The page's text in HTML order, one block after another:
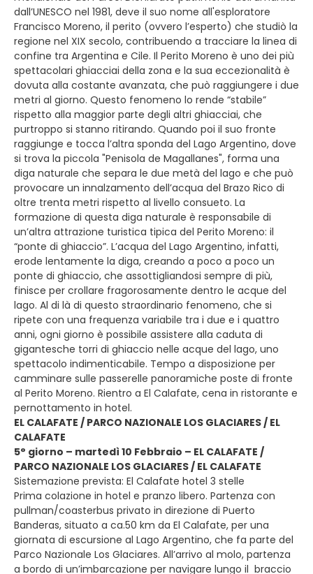
dall’UNESCO nel 1981, deve il suo nome all'esploratore
Francisco Moreno, il perito (ovvero l’esperto) che studiò la
regione nel XIX secolo, contribuendo a tracciare la linea di
confine tra Argentina e Cile. Il Perito Moreno è uno dei più
spettacolari ghiacciai della zona e la sua eccezionalità è
dovuta alla costante avanzata, che può raggiungere i due
metri al giorno. Questo fenomeno lo rende “stabile”
rispetto alla maggior parte degli altri ghiacciai, che
purtroppo si stanno ritirando. Quando poi il suo fronte
raggiunge e tocca l’altra sponda del Lago Argentino, dove
si trova la piccola "Penisola de Magallanes", forma una
diga naturale che separa le due metà del lago e che può
provocare un innalzamento dell’acqua del Brazo Rico di
oltre trenta metri rispetto al livello consueto. La
formazione di questa diga naturale è responsabile di
un’altra attrazione turistica tipica del Perito Moreno: il
“ponte di ghiaccio”. L’acqua del Lago Argentino, infatti,
erode lentamente la diga, creando a poco a poco un
ponte di ghiaccio, che assottigliandosi sempre di più,
finisce per crollare fragorosamente dentro le acque del
lago. Al di là di questo straordinario fenomeno, che si
ripete con una frequenza variabile tra i due e i quattro
anni, ogni giorno è possibile assistere alla caduta di
gigantesche torri di ghiaccio nelle acque del lago, uno
spettacolo indimenticabile. Tempo a disposizione per
camminare sulle passerelle panoramiche poste di fronte
al Perito Moreno. Rientro a El Calafate, cena in ristorante e
pernottamento in hotel.
EL CALAFATE / PARCO NAZIONALE LOS GLACIARES / EL
CALAFATE
5° giorno – martedì 10 Febbraio – EL CALAFATE /
PARCO NAZIONALE LOS GLACIARES / EL CALAFATE
Sistemazione prevista: El Calafate hotel 3 stelle
Prima colazione in hotel e pranzo libero. Partenza con
pullman/coasterbus privato in direzione di Puerto
Banderas, situato a ca.50 km da El Calafate, per una
giornata di escursione al Lago Argentino, che fa parte del
Parco Nazionale Los Glaciares. All’arrivo al molo, partenza
a bordo di un’imbarcazione per navigare lungo il braccio